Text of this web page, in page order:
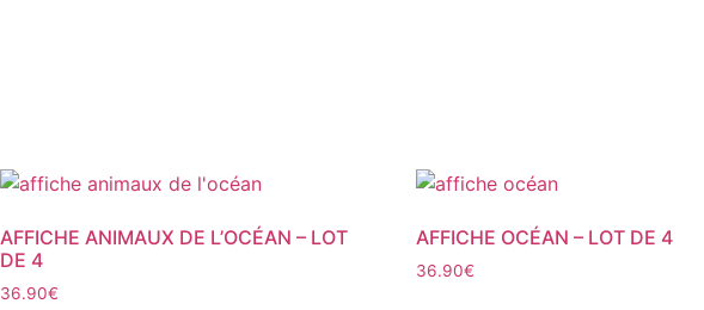
AFFICHE ANIMAUX DE L’OCÉAN – LOT
DE 4
36.90€
AFFICHE OCÉAN – LOT DE 4
36.90€